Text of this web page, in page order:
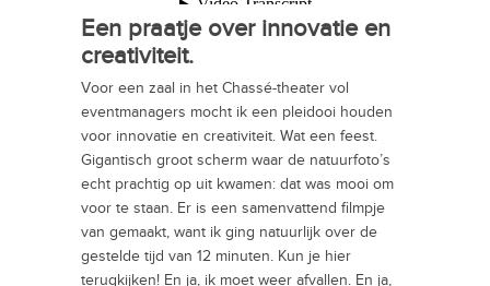
Een praatje over innovatie en
creativiteit.
Voor een zaal in het Chassé-theater vol
eventmanagers mocht ik een pleidooi houden
voor innovatie en creativiteit. Wat een feest.
Gigantisch groot scherm waar de natuurfoto’s
echt prachtig op uit kwamen: dat was mooi om
voor te staan. Er is een samenvattend filmpje
van gemaakt, want ik ging natuurlijk over de
gestelde tijd van 12 minuten. Kun je hier
terugkijken! En ja, ik moet weer afvallen. En ja,